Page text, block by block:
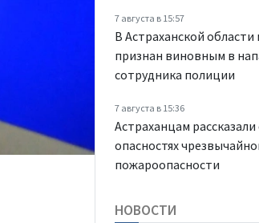
7 августа в 15:57
В Астраханской
признан виновным в
сотрудника полиции
7 августа в 15:36
Астраханцам рассказали
опасностях
пожароопасности
НОВОСТИ